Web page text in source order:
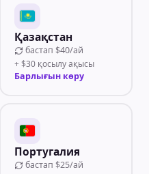
Қазақстан
бастап $40/ай
+ $30 қосылу ақысы
Барлығын көру
Португалия
бастап $25/ай